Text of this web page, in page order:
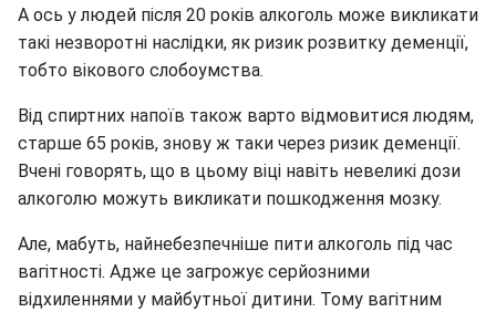
А ось у людей після 20 років алкоголь може викликати
такі незворотні наслідки, як ризик розвитку деменції,
тобто вікового слобоумства.
Від спиртних напоїв також варто відмовитися людям,
старше 65 років, знову ж таки через ризик деменції.
Вчені говорять, що в цьому віці навіть невеликі дози
алкоголю можуть викликати пошкодження мозку.
Але, мабуть, найнебезпечніше пити алкоголь під час
вагітності. Адже це загрожує серйозними
відхиленнями у майбутньої дитини. Тому вагітним